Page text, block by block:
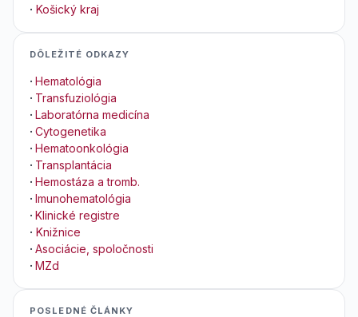
· Košický kraj
DÔLEŽITÉ ODKAZY
· Hematológia
· Transfuziológia
· Laboratórna medicína
· Cytogenetika
· Hematoonkológia
· Transplantácia
· Hemostáza a tromb.
· Imunohematológia
· Klinické registre
· Knižnice
· Asociácie, spoločnosti
· MZd
POSLEDNÉ ČLÁNKY